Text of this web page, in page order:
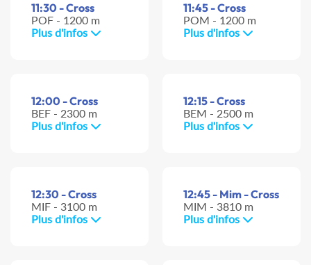
11:30 - Cross
POF - 1200 m
Plus d'infos
11:45 - Cross
POM - 1200 m
Plus d'infos
12:00 - Cross
BEF - 2300 m
Plus d'infos
12:15 - Cross
BEM - 2500 m
Plus d'infos
12:30 - Cross
MIF - 3100 m
Plus d'infos
12:45 - Mim - Cross
MIM - 3810 m
Plus d'infos